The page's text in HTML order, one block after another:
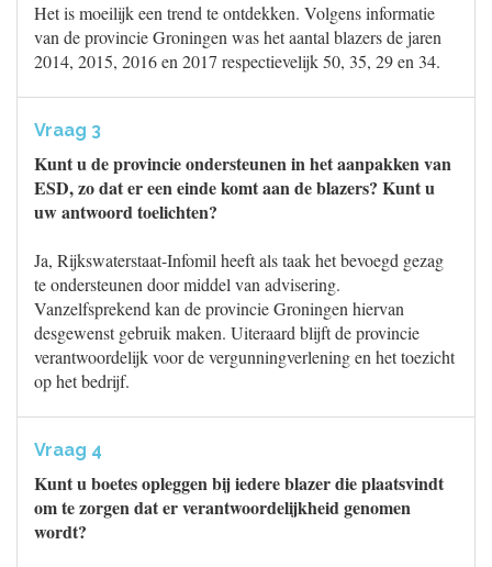
Het is moeilijk een trend te ontdekken. Volgens informatie
van de provincie Groningen was het aantal blazers de jaren
2014, 2015, 2016 en 2017 respectievelijk 50, 35, 29 en 34.
Vraag 3
Kunt u de provincie ondersteunen in het aanpakken van
ESD, zo dat er een einde komt aan de blazers? Kunt u
uw antwoord toelichten?
Ja, Rijkswaterstaat-Infomil heeft als taak het bevoegd gezag
te ondersteunen door middel van advisering.
Vanzelfsprekend kan de provincie Groningen hiervan
desgewenst gebruik maken. Uiteraard blijft de provincie
verantwoordelijk voor de vergunningverlening en het toezicht
op het bedrijf.
Vraag 4
Kunt u boetes opleggen bij iedere blazer die plaatsvindt
om te zorgen dat er verantwoordelijkheid genomen
wordt?